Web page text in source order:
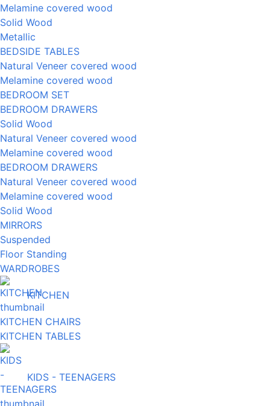
Melamine covered wood
Solid Wood
Metallic
BEDSIDE TABLES
Natural Veneer covered wood
Melamine covered wood
BEDROOM SET
BEDROOM DRAWERS
Solid Wood
Natural Veneer covered wood
Melamine covered wood
BEDROOM DRAWERS
Natural Veneer covered wood
Melamine covered wood
Solid Wood
MIRRORS
Suspended
Floor Standing
WARDROBES
KITCHEN
KITCHEN CHAIRS
KITCHEN TABLES
KIDS - TEENAGERS